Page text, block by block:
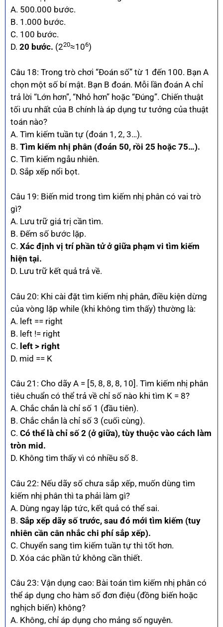
A. 500.000 bước.
B. 1.000 bước.
C. 100 bước.
D. 20 bước. (220≈106)
Câu 18: Trong trò chơi “Đoán số” từ 1 đến 100. Bạn A
chọn một số bí mật. Bạn B đoán. Mỗi lần đoán A chỉ
trả lời “Lớn hơn”, “Nhỏ hơn” hoặc “Đúng”. Chiến thuật
tối ưu nhất của B chính là áp dụng tư tưởng của thuật
toán nào?
A. Tìm kiếm tuần tự (đoán 1, 2, 3…).
B. Tìm kiếm nhị phân (đoán 50, rồi 25 hoặc 75…).
C. Tìm kiếm ngẫu nhiên.
D. Sắp xếp nổi bọt.
Câu 19: Biến mid trong tìm kiếm nhị phân có vai trò
gì?
A. Lưu trữ giá trị cần tìm.
B. Đếm số bước lặp.
C. Xác định vị trí phần tử ở giữa phạm vi tìm kiếm
hiện tại.
D. Lưu trữ kết quả trả về.
Câu 20: Khi cài đặt tìm kiếm nhị phân, điều kiện dừng
của vòng lặp while (khi không tìm thấy) thường là:
A. left == right
B. left != right
C. left > right
D. mid == K
Câu 21: Cho dãy A = [5, 8, 8, 8, 10]. Tìm kiếm nhị phân
tiêu chuẩn có thể trả về chỉ số nào khi tìm K = 8?
A. Chắc chắn là chỉ số 1 (đầu tiên).
B. Chắc chắn là chỉ số 3 (cuối cùng).
C. Có thể là chỉ số 2 (ở giữa), tùy thuộc vào cách làm
tròn mid.
D. Không tìm thấy vì có nhiều số 8.
Câu 22: Nếu dãy số chưa sắp xếp, muốn dùng tìm
kiếm nhị phân thì ta phải làm gì?
A. Dùng ngay lập tức, kết quả có thể sai.
B. Sắp xếp dãy số trước, sau đó mới tìm kiếm (tuy
nhiên cần cân nhắc chi phí sắp xếp).
C. Chuyển sang tìm kiếm tuần tự thì tốt hơn.
D. Xóa các phần tử không cần thiết.
Câu 23: Vận dụng cao: Bài toán tìm kiếm nhị phân có
thể áp dụng cho hàm số đơn điệu (đồng biến hoặc
nghịch biến) không?
A. Không, chỉ áp dụng cho mảng số nguyên.